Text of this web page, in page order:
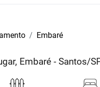
Embaré
Embaré - Santos/